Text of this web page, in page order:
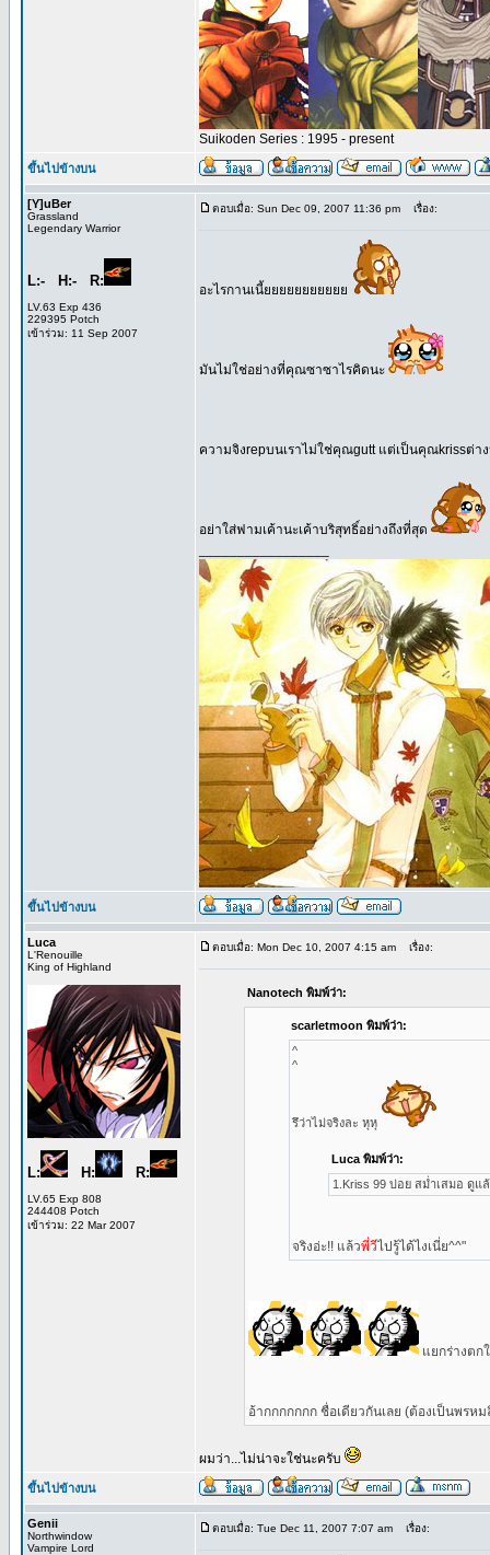
Suikoden Series : 1995 - present
ขึ้นไปข้างบน
[Y]uBer
Grassland
Legendary Warrior
L:- H:- R:
LV.63 Exp 436
229395 Potch
เข้าร่วม: 11 Sep 2007
ตอบเมื่อ: Sun Dec 09, 2007 11:36 pm เรื่อง:
อะไรกานเนี้ยยยยยยยยยยย
มันไม่ใช่อย่างที่คุณซาซาไรคิดนะ
ความจิงrepบนเราไม่ใช่คุณgutt แต่เป็นคุณkrissต่า
อย่าใส่ฟามเค้านะเค้าบริสุทธิ์อย่างถึงที่สุด
ขึ้นไปข้างบน
Luca
L'Renouille
King of Highland
L: H: R:
LV.65 Exp 808
244408 Potch
เข้าร่วม: 22 Mar 2007
ตอบเมื่อ: Mon Dec 10, 2007 4:15 am เรื่อง:
Nanotech พิมพ์ว่า:
scarletmoon พิมพ์ว่า:
^
^
รึว่าไม่จริงละ หุหุ
Luca พิมพ์ว่า:
1.Kriss 99 บ่อย สม่ำเสมอ ดูแ
จริงอ่ะ!! แล้วพี่วีไปรู้ได้ไงเนี่ย^^"
แยกร่างตก
อ้ากกกกกกก ชื่อเดียวกันเลย (ต้องเป็นพรห
ผมว่า...ไม่น่าจะใช่นะครับ
ขึ้นไปข้างบน
Genii
Northwindow
Vampire Lord
ตอบเมื่อ: Tue Dec 11, 2007 7:07 am เรื่อง: